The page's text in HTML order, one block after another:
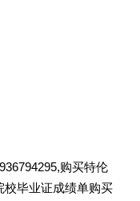
购买特伦
校毕业证成绩单购买